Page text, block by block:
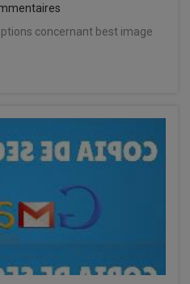
concernant best image